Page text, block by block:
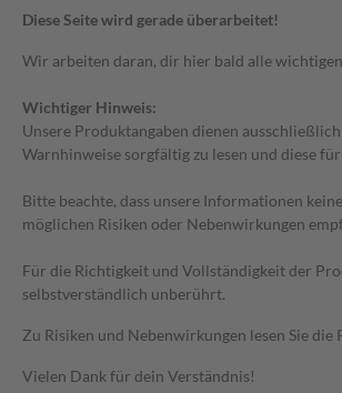
Diese Seite wird gerade überarbeitet!
Wir arbeiten daran, dir hier bald alle
Wichtiger Hinweis:
Unsere Produktangaben dienen
Warnhinweise sorgfältig zu lesen und diese
Bitte beachte, dass unsere Informationen
möglichen Risiken oder Nebenwirkungen
Für die Richtigkeit und Vollständigkeit der
selbstverständlich unberührt.
Zu Risiken und Nebenwirkungen lesen Sie
Vielen Dank für dein Verständnis!